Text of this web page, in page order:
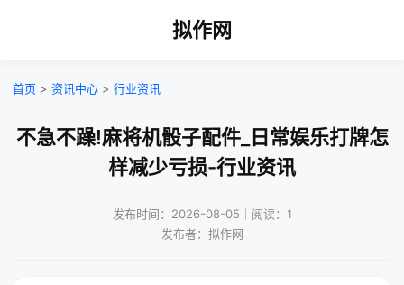
拟作网
首页 > 资讯中心 > 行业资讯
不急不躁!麻将机骰子配件_日常娱乐打牌怎
样减少亏损-行业资讯
发布时间：2026-08-05｜阅读：1
发布者：拟作网